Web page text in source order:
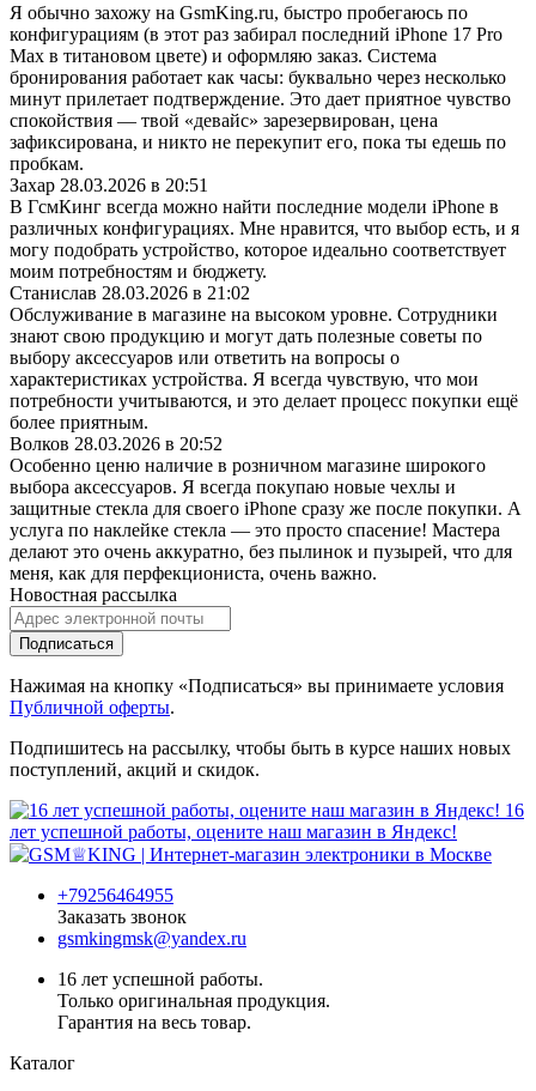
Я обычно захожу на GsmKing.ru, быстро пробегаюсь по
конфигурациям (в этот раз забирал последний iPhone 17 Pro
Max в титановом цвете) и оформляю заказ. Система
бронирования работает как часы: буквально через несколько
минут прилетает подтверждение. Это дает приятное чувство
спокойствия — твой «девайс» зарезервирован, цена
зафиксирована, и никто не перекупит его, пока ты едешь по
пробкам.
Захар 28.03.2026 в 20:51
В ГсмКинг всегда можно найти последние модели iPhone в
различных конфигурациях. Мне нравится, что выбор есть, и я
могу подобрать устройство, которое идеально соответствует
моим потребностям и бюджету.
Станислав 28.03.2026 в 21:02
Обслуживание в магазине на высоком уровне. Сотрудники
знают свою продукцию и могут дать полезные советы по
выбору аксессуаров или ответить на вопросы о
характеристиках устройства. Я всегда чувствую, что мои
потребности учитываются, и это делает процесс покупки ещё
более приятным.
Волков 28.03.2026 в 20:52
Особенно ценю наличие в розничном магазине широкого
выбора аксессуаров. Я всегда покупаю новые чехлы и
защитные стекла для своего iPhone сразу же после покупки. А
услуга по наклейке стекла — это просто спасение! Мастера
делают это очень аккуратно, без пылинок и пузырей, что для
меня, как для перфекциониста, очень важно.
Новостная рассылка
Подписаться
Нажимая на кнопку «Подписаться» вы принимаете условия
Публичной оферты.
Подпишитесь на рассылку, чтобы быть в курсе наших новых
поступлений, акций и скидок.
16
лет успешной работы, оцените наш магазин в Яндекс!
+79256464955
Заказать звонок
gsmkingmsk@yandex.ru
16 лет успешной работы.
Только оригинальная продукция.
Гарантия на весь товар.
Каталог